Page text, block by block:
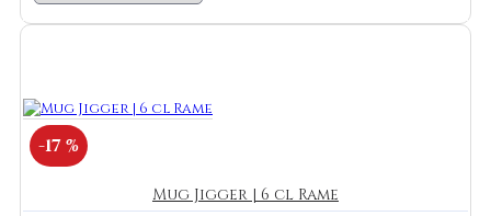
-17 %
Mug Jigger | 6 cl Rame